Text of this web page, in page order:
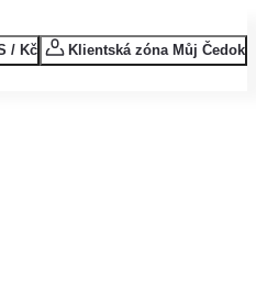
/ Kč Klientská zóna Můj Čedok